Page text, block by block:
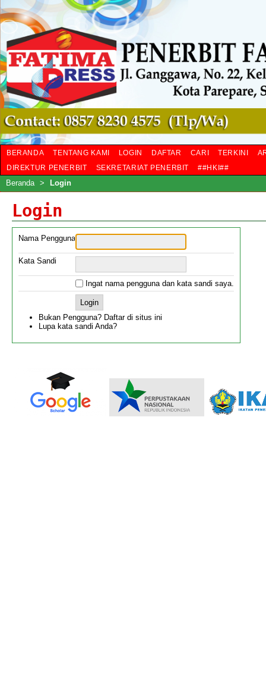
BERANDA TENTANG KAMI LOGIN DAFTAR CARI TERKINI
DIREKTUR PENERBIT
SEKRETARIAT PENERBIT ##HKI##
Beranda > Login
Login
Nama Pengguna
Kata Sandi
Ingat nama pengguna dan kata sandi saya.
Bukan Pengguna? Daftar di situs ini
Lupa kata sandi Anda?